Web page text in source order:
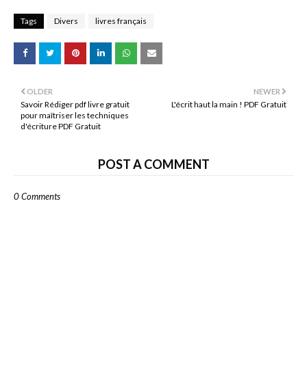
Tags Divers livres français
NEWER
L'écrit haut la main ! PDF Gratuit
OLDER
Savoir Rédiger pdf livre gratuit
pour maîtriser les techniques
d'écriture PDF Gratuit
POST A COMMENT
0 Comments